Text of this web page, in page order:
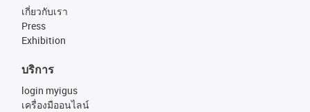
เกี่ยวกับเรา
Press
Exhibition
บริการ
login myigus
เครื่องมืออนไลน์